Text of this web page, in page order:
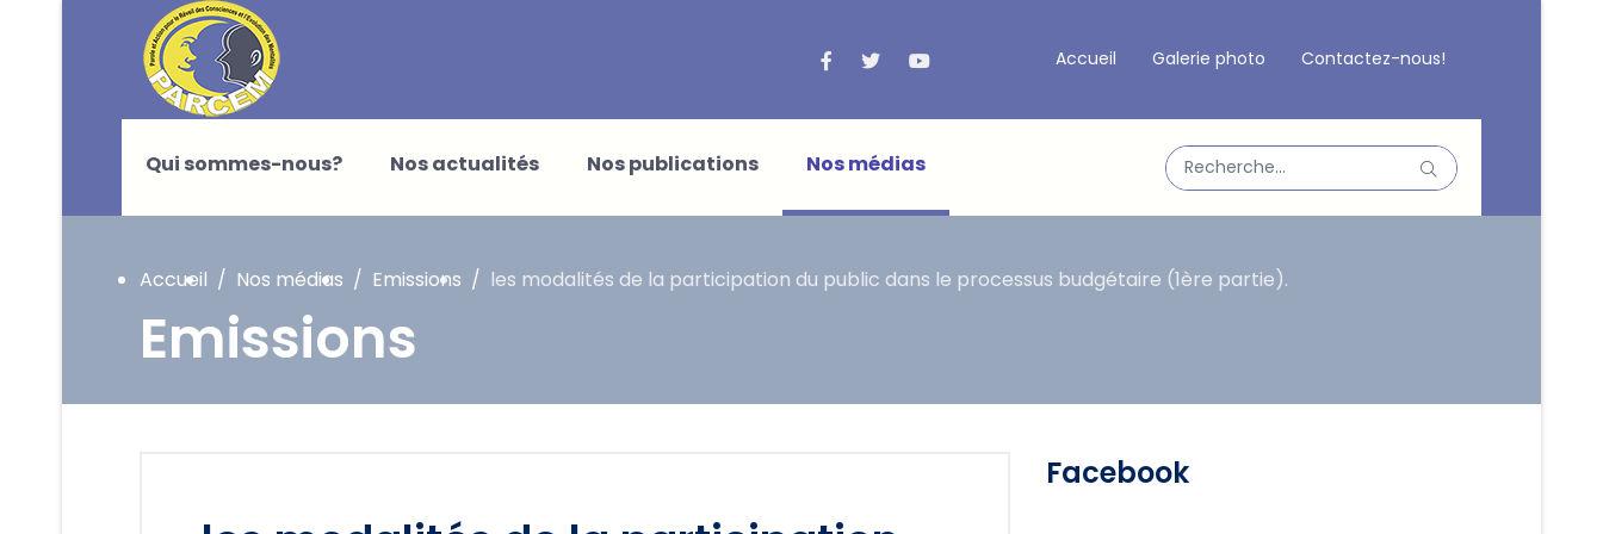
Accueil Galerie photo Contactez-nous!
Qui sommes-nous? Nos actualités Nos publications Nos médias
Valider
Emissions
Accueil Nos médias Emissions les modalités de la participation du public dans le processus budgétaire (1ère partie).
Facebook